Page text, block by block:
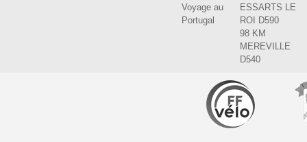
Voyage au
Portugal
ESSARTS LE
ROI D590
98 KM
MEREVILLE
D540